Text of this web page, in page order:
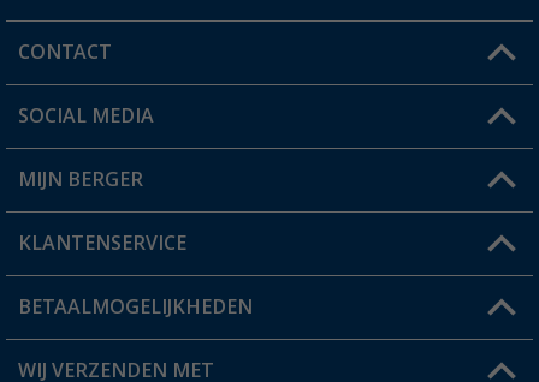
CONTACT
Een vraag?
Winkel vinden
SOCIAL MEDIA
MIJN BERGER
Mijn account
Status bestelling
KLANTENSERVICE
FAQ & Contact
Verzendinformatie
BETAALMOGELIJKHEDEN
WIJ VERZENDEN MET